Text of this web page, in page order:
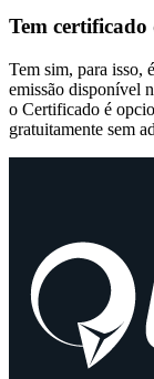
Tem
Tem sim, para isso,
emissão disponível
o Certificado é
gratuitamente sem